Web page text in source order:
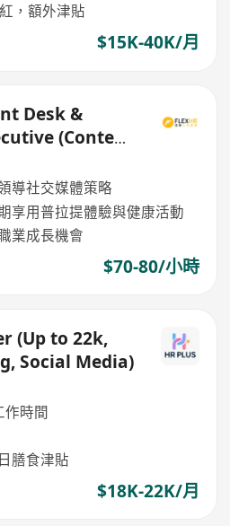
，額外津貼
$15K-40K/月
Desk &
(Content
導社交媒體策略
享用普拉提體驗與健康活動
業成長機會
$70-80/小時
(Up to 22k,
Social Media)
作時間
膳食津貼
$18K-22K/月